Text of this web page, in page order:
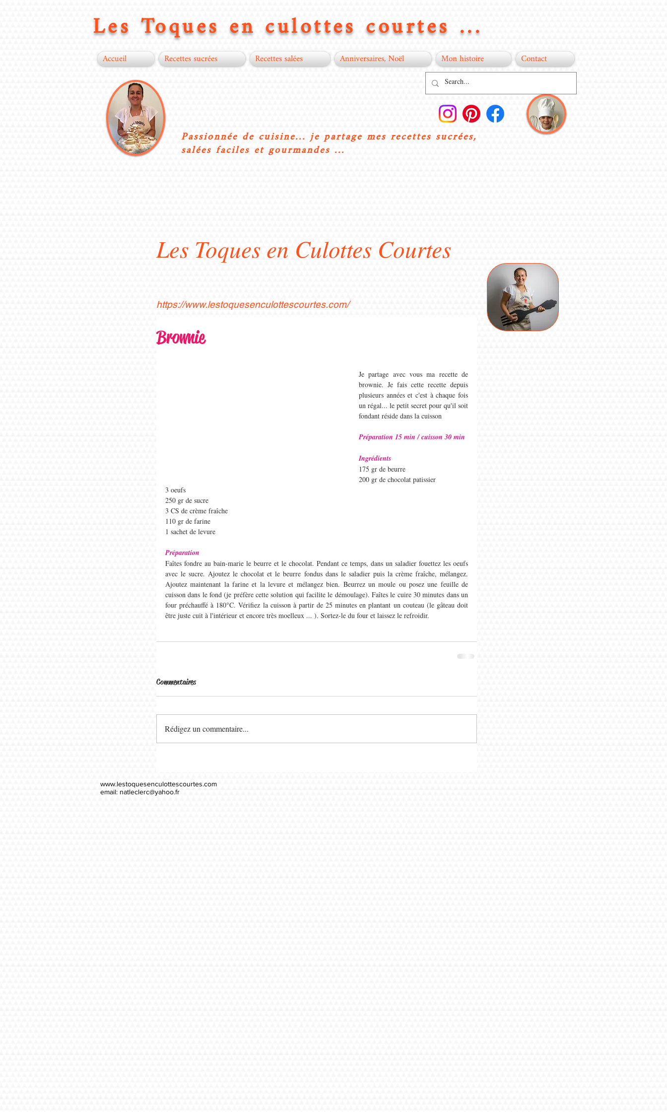
Les Toques en culottes courtes ...
Accueil Recettes sucrées Recettes salées Anniversaires, Noël Mon histoire Contact
Passionnée de cuisine... je partage mes recettes sucrées,
salées faciles et gourmandes ...
Brownie
Je partage avec vous ma recette de
brownie. Je fais cette recette depuis
plusieurs années et c'est à chaque fois
un régal... le petit secret pour qu'il soit
fondant réside dans la cuisson
Préparation 15 min / cuisson 30 min
Ingrédients
175 gr de beurre
200 gr de chocolat patissier
3 oeufs
250 gr de sucre
3 CS de crème fraîche
110 gr de farine
1 sachet de levure​
Préparation
Faîtes fondre au bain-marie le beurre et le chocolat. Pendant ce temps, dans un saladier fouettez les oeufs
avec le sucre. Ajoutez le chocolat et le beurre fondus dans le saladier puis la crème fraîche, mélangez.
Ajoutez maintenant la farine et la levure et mélangez bien. Beurrez un moule ou posez une feuille de
cuisson dans le fond (je préfère cette solution qui facilite le démoulage). Faîtes le cuire 30 minutes dans un
four préchauffé à 180°C. Vérifiez la cuisson à partir de 25 minutes en plantant un couteau (le gâteau doit
être juste cuit à l'intérieur et encore très moelleux ... ). Sortez-le du four et laissez le refroidir.
Commentaires
Rédigez un commentaire...
Les Toques en Culottes Courtes
https://www.lestoquesenculottescourtes.com/
www.lestoquesenculottescourtes.com
email: natleclerc@yahoo.fr